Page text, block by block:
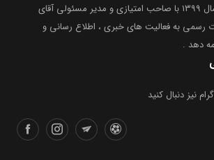
یافت از ۲۰ مرداد ماه سال ۱۳۹۹ با صاحب امتیازی و مدیر مسئولی آقای
رسمی به فعالیت های خبری ، اطلاع رسانی و
دهد .
نیز دنبال کنید